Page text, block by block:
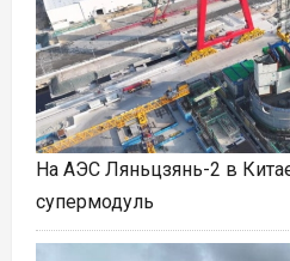
На АЭС Ляньцзянь-2 в
супермодуль